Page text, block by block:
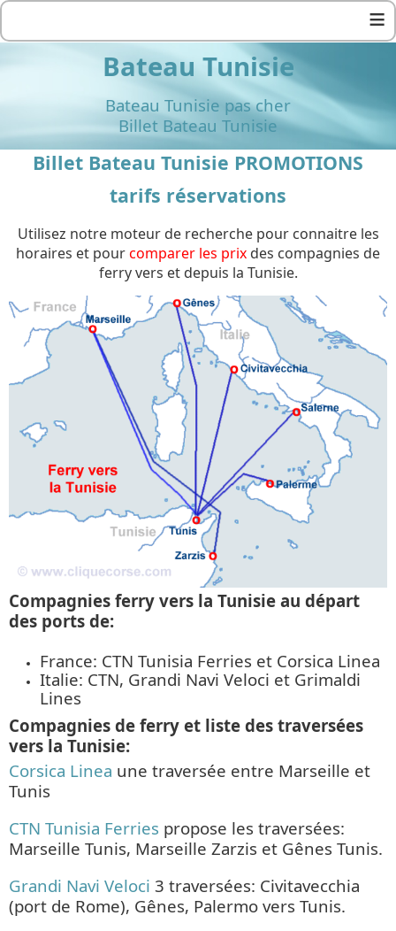
≡
Bateau Tunisie
Bateau Tunisie pas cher
Billet Bateau Tunisie
Billet Bateau Tunisie PROMOTIONS
tarifs réservations
Utilisez notre moteur de recherche pour connaitre les
horaires et pourcomparer les prix des compagnies de
ferry vers et depuis la Tunisie.
Compagnies ferry vers la Tunisie au départ
des ports de:
France: CTN Tunisia Ferries et Corsica Linea
Italie: CTN, Grandi Navi Veloci et Grimaldi
Lines
Compagnies de ferry et liste des traversées
vers la Tunisie:
Corsica Linea une traversée entre Marseille et
Tunis
CTN Tunisia Ferries propose les traversées:
Marseille Tunis, Marseille Zarzis et Gênes Tunis.
Grandi Navi Veloci 3 traversées: Civitavecchia
(port de Rome), Gênes, Palermo vers Tunis.